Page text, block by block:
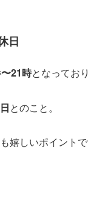
日
21時となってお
とのこと。
嬉しいポイントで